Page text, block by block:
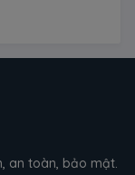
an toàn, bảo mật.